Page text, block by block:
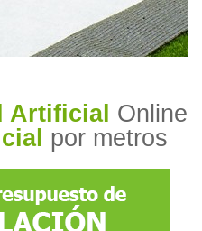
Artificial Online
por metros